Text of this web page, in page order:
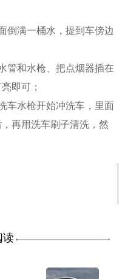
倒满一桶水，提到车傍边
管和水枪、把点烟器插在
即可；
车水枪开始冲洗车，里面
再用洗车刷子清洗，然
读